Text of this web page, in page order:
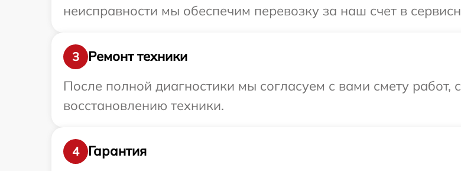
неисправности мы обеспечим перевозку за наш счет в
3
Ремонт техники
После полной диагностики мы согласуем с вами смету работ,
восстановлению техники.
4
Гарантия